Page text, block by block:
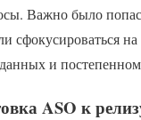
Важно было
сфокусироваться
и
ASO к